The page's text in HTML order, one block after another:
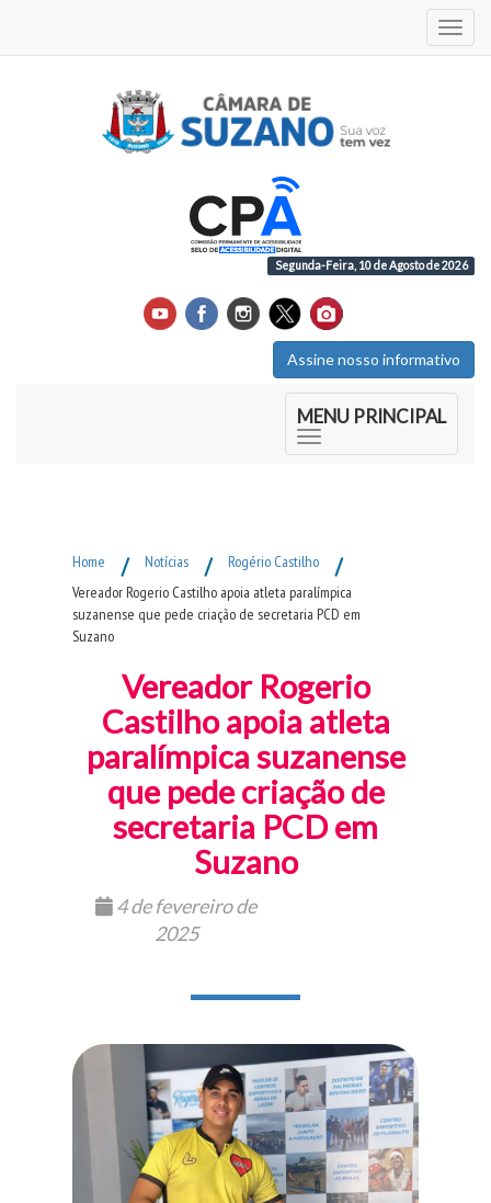
Segunda-Feira, 10 de Agosto de 2026
Assine nosso informativo
MENU PRINCIPAL
Home / Notícias / Rogério Castilho /
Vereador Rogerio Castilho apoia atleta paralímpica
suzanense que pede criação de secretaria PCD em
Suzano
Vereador Rogerio
Castilho apoia atleta
paralímpica suzanense
que pede criação de
secretaria PCD em
Suzano
4 de fevereiro de
2025